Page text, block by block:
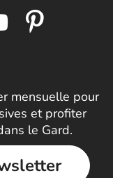
mensuelle pour
et profiter
le Gard.